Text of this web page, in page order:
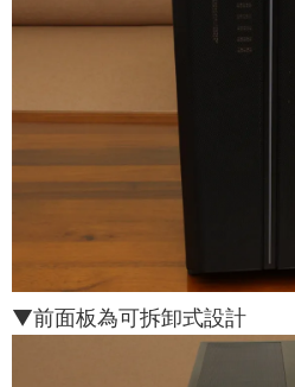
▼前面板為可拆卸式設計